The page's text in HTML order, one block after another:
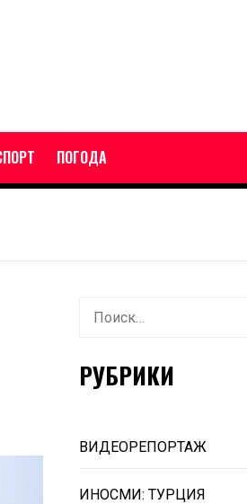
ПОГОДА
Найти:
РУБРИКИ
ВИДЕОРЕПОРТАЖ
ИНОСМИ: ТУРЦИЯ